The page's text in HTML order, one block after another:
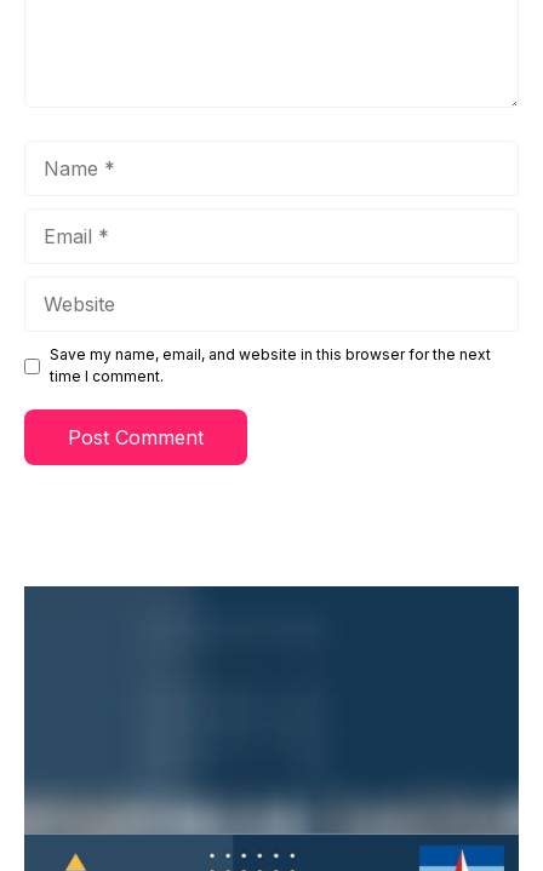
Save my name, email, and website in this browser for the next
time I comment.